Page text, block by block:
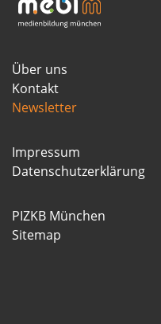
Über uns
Kontakt
Newsletter
Impressum
Datenschutzerklärung
PIZKB München
Sitemap